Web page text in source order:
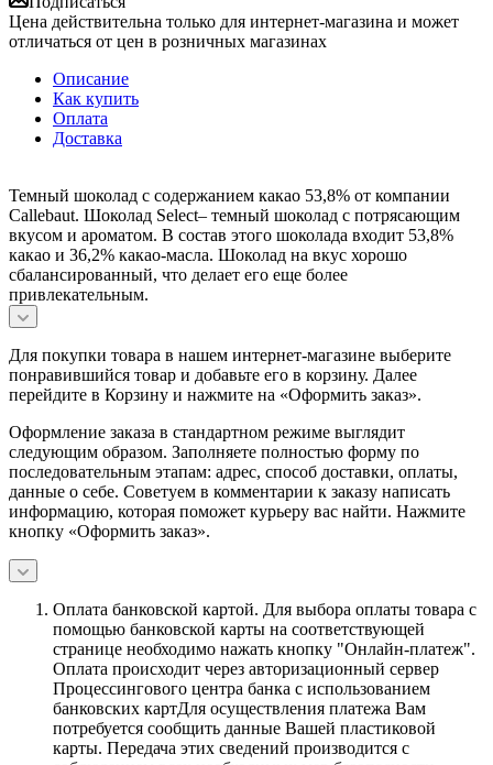
Цена действительна только для интернет-магазина и может
отличаться от цен в розничных магазинах
Описание
Как купить
Оплата
Доставка
Темный шоколад с содержанием какао 53,8% от компании
Callebaut. Шоколад Select– темный шоколад с потрясающим
вкусом и ароматом. В состав этого шоколада входит 53,8%
какао и 36,2% какао-масла. Шоколад на вкус хорошо
сбалансированный, что делает его еще более
привлекательным.
Для покупки товара в нашем интернет-магазине выберите
понравившийся товар и добавьте его в корзину. Далее
перейдите в Корзину и нажмите на «Оформить заказ».
Оформление заказа в стандартном режиме выглядит
следующим образом. Заполняете полностью форму по
последовательным этапам: адрес, способ доставки, оплаты,
данные о себе. Советуем в комментарии к заказу написать
информацию, которая поможет курьеру вас найти. Нажмите
кнопку «Оформить заказ».
Оплата банковской картой. Для выбора оплаты товара с
помощью банковской карты на соответствующей
странице необходимо нажать кнопку "Онлайн-платеж".
Оплата происходит через авторизационный сервер
Процессингового центра банка с использованием
банковских картДля осуществления платежа Вам
потребуется сообщить данные Вашей пластиковой
карты. Передача этих сведений производится с